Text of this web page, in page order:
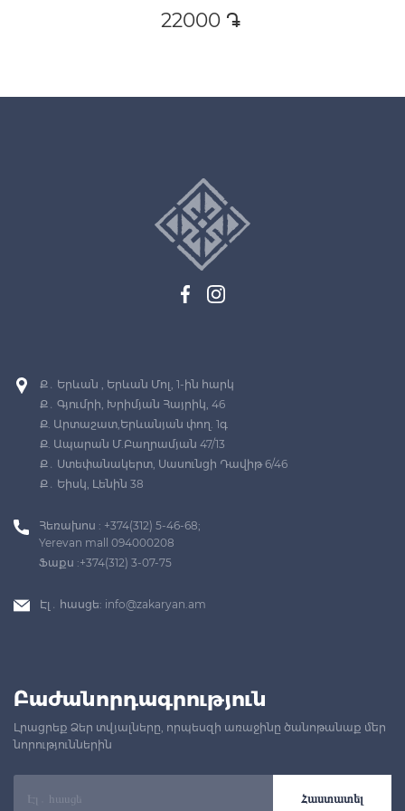
22000 դր․
Ք․ Երևան , Երևան Մոլ, 1-ին հարկ
Ք․ Գյումրի, Խրիմյան Հայրիկ, 46
Ք. Արտաշատ,Երևանյան փող. 1գ
Ք. Ապարան Մ.Բաղրամյան 47/13
Ք․ Ստեփանակերտ, Սասունցի Դավիթ 6/46
Ք․ Եիսկ, Լենին 38
Հեռախոս : +374(312) 5-46-68;
Yerevan mall 094000208
Ֆաքս :+374(312) 3-07-75
Էլ․ հասցե: info@zakaryan.am
Բաժանորդագրություն
Լրացրեք Ձեր տվյալները, որպեսզի առաջինը ծանոթանաք մեր
նորություններին